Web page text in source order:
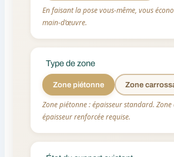
En faisant la pose vous-même, vous
main-d’œuvre.
Type de zone
Zone piétonne Zone
Zone piétonne : épaisseur standard.
épaisseur renforcée requise.